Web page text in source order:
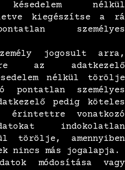
késedelem nélkül
kiegészítse a rá
személyes
jogosult arra,
az adatkezelő
nélkül törölje
pontatlan személyes
pedig köteles
vonatkozó
indokolatlan
törölje, amennyiben
nincs más jogalapja.
módosítása vagy